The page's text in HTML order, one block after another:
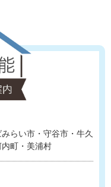
らい市・守谷市 ・ 牛久
町・美浦村